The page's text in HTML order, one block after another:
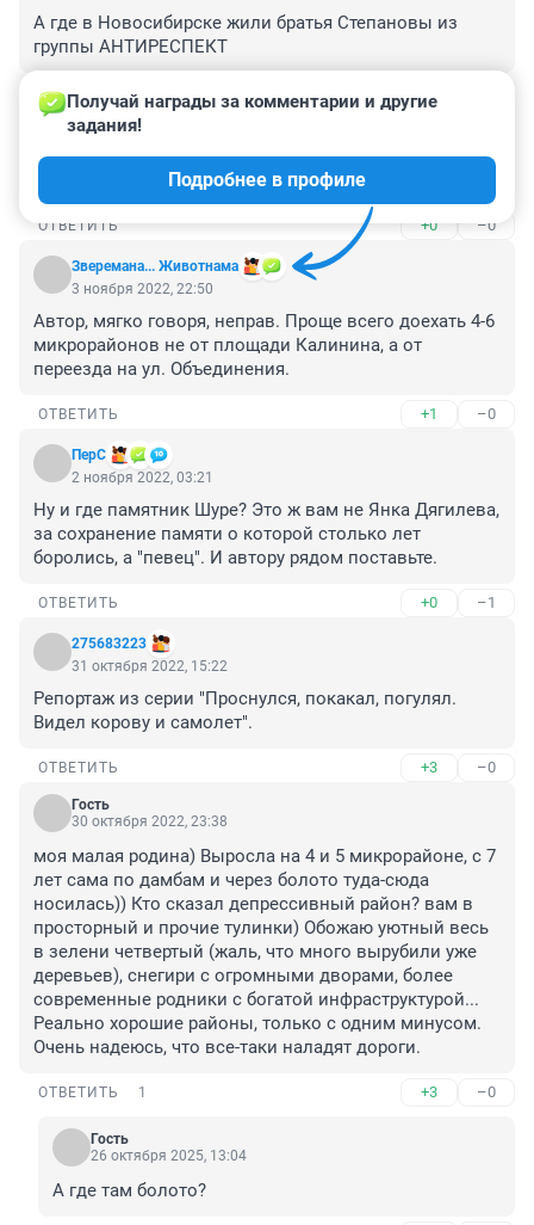
А где в Новосибирске жили братья Степановы из
группы АНТИРЕСПЕКТ
ОТВЕТИТЬ
Гость
Молодец . Спасибо за обзор.некоторые вещи не знал
ОТВЕТИТЬ +0 –0
Зверемана... Животнама
Получай награды за комментарии и другие
задания!
Подробнее в профиле
3 ноября 2022, 22:50
Автор, мягко говоря, неправ. Проще всего доехать 4-6
микрорайонов не от площади Калинина, а от
переезда на ул. Объединения.
ОТВЕТИТЬ +1 –0
ПерС
2 ноября 2022, 03:21
Ну и где памятник Шуре? Это ж вам не Янка Дягилева,
за сохранение памяти о которой столько лет
боролись, а "певец". И автору рядом поставьте.
ОТВЕТИТЬ +0 –1
275683223
31 октября 2022, 15:22
Репортаж из серии "Проснулся, покакал, погулял.
Видел корову и самолет".
ОТВЕТИТЬ +3 –0
Гость
30 октября 2022, 23:38
моя малая родина) Выросла на 4 и 5 микрорайоне, с 7
лет сама по дамбам и через болото туда-сюда
носилась)) Кто сказал депрессивный район? вам в
просторный и прочие тулинки) Обожаю уютный весь
в зелени четвертый (жаль, что много вырубили уже
деревьев), снегири с огромными дворами, более
современные родники с богатой инфраструктурой...
Реально хорошие районы, только с одним минусом.
Очень надеюсь, что все-таки наладят дороги.
ОТВЕТИТЬ 1 +3 –0
Гость
26 октября 2025, 13:04
А где там болото?